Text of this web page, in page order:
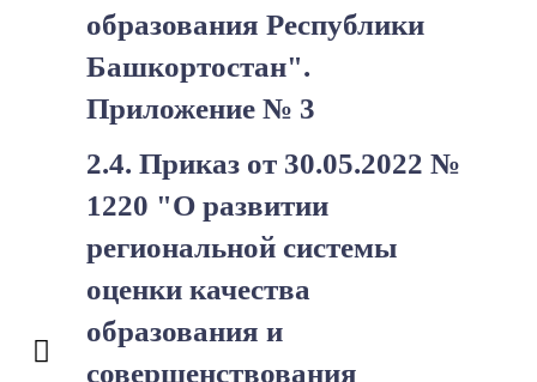
образования Республики
Башкортостан".
Приложение № 3
2.4. Приказ от 30.05.2022 №
1220 "О развитии
региональной системы
оценки качества
образования и
совершенствования